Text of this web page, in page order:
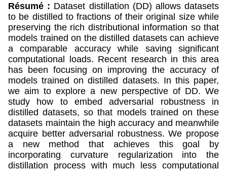
Résumé : Dataset distillation (DD) allows datasets
to be distilled to fractions of their original size while
preserving the rich distributional information so that
models trained on the distilled datasets can achieve
a comparable accuracy while saving significant
computational loads. Recent research in this area
has been focusing on improving the accuracy of
models trained on distilled datasets. In this paper,
we aim to explore a new perspective of DD. We
study how to embed adversarial robustness in
distilled datasets, so that models trained on these
datasets maintain the high accuracy and meanwhile
acquire better adversarial robustness. We propose
a new method that achieves this goal by
incorporating curvature regularization into the
distillation process with much less computational